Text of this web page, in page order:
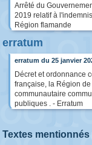
Arrêté du
2019 relatif à
Région flamande
erratum
erratum du 25 janvier
Décret et ordonnance
française, la Région
communautaire
publiques . - Erratum
Textes